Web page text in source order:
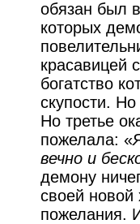
обязан был
которых
красавицей
богатство
скупости.
Но третье
пожелала: «
вечно и
демону
своей
пожелания.